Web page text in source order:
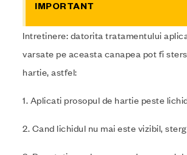
IMPORTANT
Intretinere: datorita tratamentului
varsate pe aceasta canapea pot fi
hartie, astfel:
1. Aplicati prosopul de hartie peste
2. Cand lichidul nu mai este vizibil,